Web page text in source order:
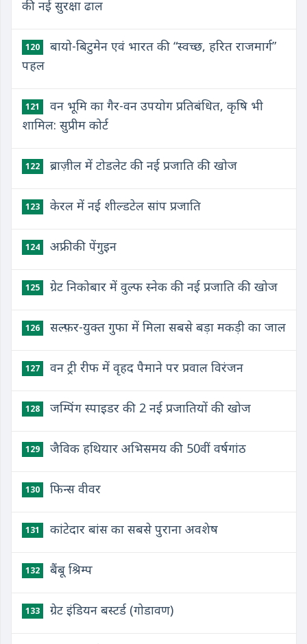
की नई सुरक्षा ढाल
120
बायो-बिटुमेन एवं भारत की “स्वच्छ, हरित राजमार्ग”
पहल
121
वन भूमि का गैर-वन उपयोग प्रतिबंधित, कृषि भी
शामिल: सुप्रीम कोर्ट
122 ब्राज़ील में टोडलेट की नई प्रजाति की खोज
123 केरल में नई शील्डटेल सांप प्रजाति
124 अफ्रीकी पेंगुइन
125 ग्रेट निकोबार में वुल्फ स्नेक की नई प्रजाति की खोज
126 सल्फ़र-युक्त गुफा में मिला सबसे बड़ा मकड़ी का जाल
127 वन ट्री रीफ में वृहद पैमाने पर प्रवाल विरंजन
128 जम्पिंग स्पाइडर की 2 नई प्रजातियों की खोज
129 जैविक हथियार अभिसमय की 50वीं वर्षगांठ
130 फिन्स वीवर
131 कांटेदार बांस का सबसे पुराना अवशेष
132 बैंबू श्रिम्प
133 ग्रेट इंडियन बस्टर्ड (गोडावण)